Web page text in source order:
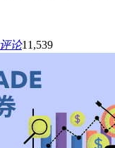
评论11,539